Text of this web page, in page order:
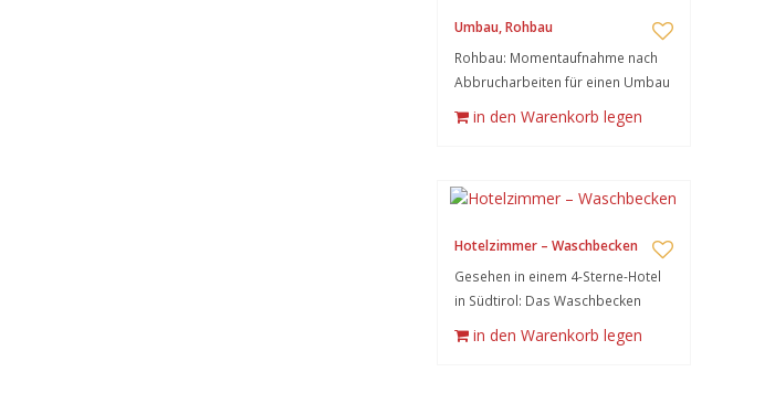
Umbau, Rohbau
Rohbau: Momentaufnahme nach
Abbrucharbeiten für einen Umbau
in den Warenkorb legen
Hotelzimmer – Waschbecken
Gesehen in einem 4-Sterne-Hotel
in Südtirol: Das Waschbecken
in den Warenkorb legen